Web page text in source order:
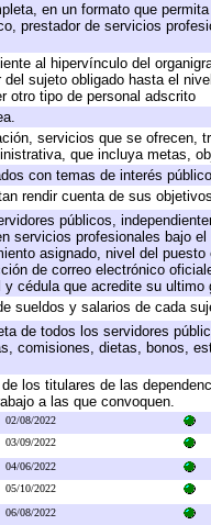
en un formato que
prestador de servicios
al hipervínculo del
sujeto obligado hasta el
otro tipo de personal adscrito
servicios que se
que incluya metas,
con temas de interés
rendir cuenta de sus
públicos,
servicios profesionales bajo
asignado, nivel del
de correo electrónico
cédula que acredite su ultimo
sueldos y salarios de cada
de todos los servidores
comisiones, dietas, bonos,
los titulares de las
a las que convoquen.
02/08/2022
03/09/2022
04/06/2022
05/10/2022
06/08/2022